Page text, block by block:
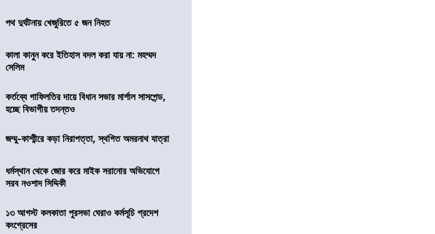
পথ দুর্ঘটনায় খেজুরিতে ৫ জন নিহত
কালা কানুন করে ইতিহাস বদল করা যায় না: মহম্মদ
সেলিম
কর্তব্যে গাফিলতির দায়ে বিধান সভার মার্শাল সাসপেন্ড,
হচ্ছে বিভাগীয় তদন্তও
জম্মু-কাশ্মীরে কড়া নিরাপত্তা, স্থগিত অমরনাথ যাত্রা
ধর্মস্থান থেকে জোর করে মাইক সরানোর অভিযোগে
সরব নওশাদ সিদ্দিকী
১৩ আগস্ট কলকাতা পুরসভা ঘেরাও কর্মসূচি প্রদেশ
কংগ্রেসের